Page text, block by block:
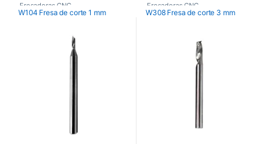
Fresadoras CNC
W104 Fresa de corte 1 mm
Fresadoras CNC
W308 Fresa de corte 3 mm